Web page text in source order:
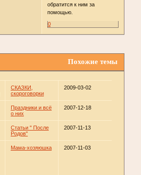
обратится к ним за
помощью.
0
Похожие темы
СКАЗКИ,
скороговорки
2009-03-02
Праздники и всё
о них
2007-12-18
Статьи " После
Родов"
2007-11-13
Мама-хозяюшка 2007-11-03